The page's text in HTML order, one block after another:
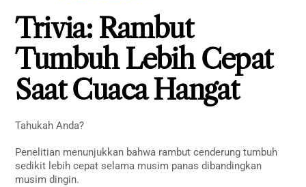
Trivia: Rambut
Tumbuh Lebih Cepat
Saat Cuaca Hangat
Tahukah Anda?
Penelitian menunjukkan bahwa rambut cenderung tumbuh
sedikit lebih cepat selama musim panas dibandingkan
musim dingin.